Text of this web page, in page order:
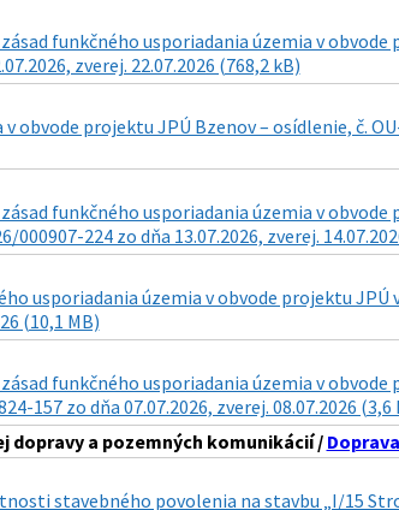
funkčného usporiadania územia v obvode
zverej. 22.07.2026 (768,2 kB)
obvode projektu JPÚ Bzenov – osídlenie, č.
funkčného usporiadania územia v
000907-224 zo dňa 13.07.2026, zverej.
usporiadania územia v obvode projektu
(10,1 MB)
funkčného usporiadania územia v
157 zo dňa 07.07.2026, zverej. 08.07.2026 (3,6
dopravy a pozemných komunikácií /
stavebného povolenia na stavbu „I/15